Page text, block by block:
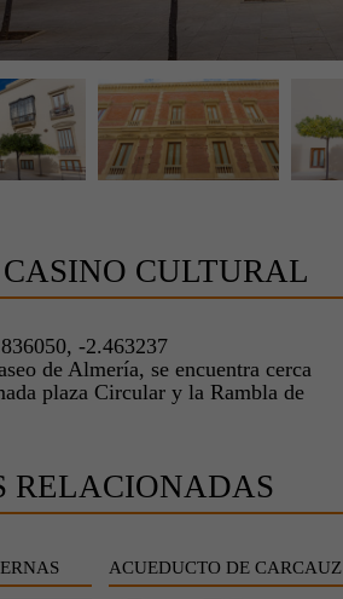
CULTURAL
-2.463237
de Almería, se encuentra cerca
plaza Circular y la Rambla de
RELACIONADAS
ACUEDUCTO DE CARCAUZ